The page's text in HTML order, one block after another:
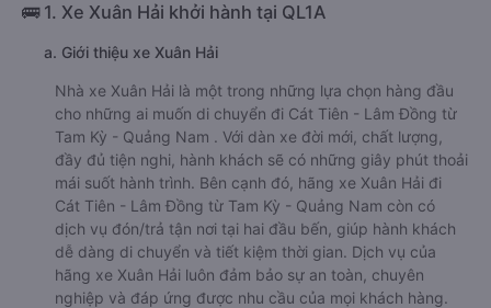
🚌 1. Xe Xuân Hải khởi hành tại QL1A
a. Giới thiệu xe Xuân Hải
Nhà xe Xuân Hải là một trong những lựa chọn hàng đầu
cho những ai muốn di chuyển đi Cát Tiên - Lâm Đồng từ
Tam Kỳ - Quảng Nam . Với dàn xe đời mới, chất lượng,
đầy đủ tiện nghi, hành khách sẽ có những giây phút thoải
mái suốt hành trình. Bên cạnh đó, hãng xe Xuân Hải đi
Cát Tiên - Lâm Đồng từ Tam Kỳ - Quảng Nam còn có
dịch vụ đón/trả tận nơi tại hai đầu bến, giúp hành khách
dễ dàng di chuyển và tiết kiệm thời gian. Dịch vụ của
hãng xe Xuân Hải luôn đảm bảo sự an toàn, chuyên
nghiệp và đáp ứng được nhu cầu của mọi khách hàng.